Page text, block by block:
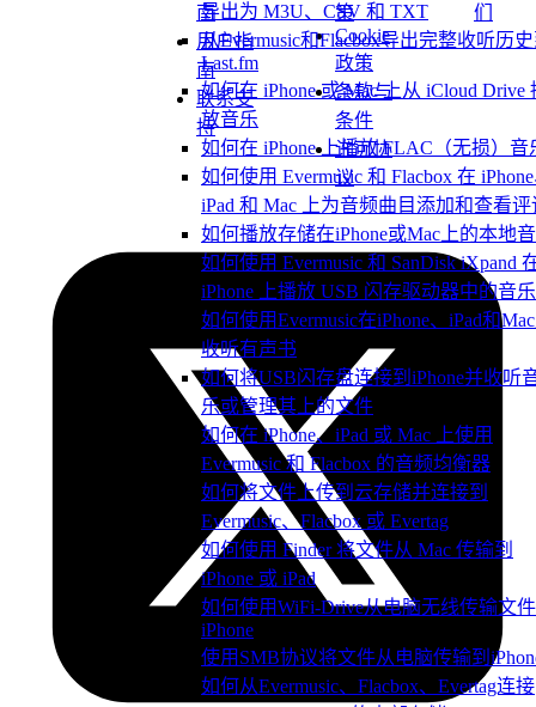
导出为 M3U、CSV 和 TXT
从Evermusic和Flacbox导出完整收听历
Last.fm
如何在 iPhone 或 Mac 上从 iCloud Drive
放音乐
如何在 iPhone 上播放 FLAC（无损）音
如何使用 Evermusic 和 Flacbox 在
iPad 和 Mac 上为音频曲目添加和查看评
如何播放存储在iPhone或Mac上的本地
如何使用 Evermusic 和 SanDisk iXpand
iPhone 上播放 USB 闪存驱动器中的音乐
如何使用Evermusic在iPhone、iPad和
收听有声书
如何将USB闪存盘连接到iPhone并收听
乐或管理其上的文件
如何在 iPhone、iPad 或 Mac 上使用
Evermusic 和 Flacbox 的音频均衡器
如何将文件上传到云存储并连接到
Evermusic、Flacbox 或 Evertag
如何使用 Finder 将文件从 Mac 传输到
iPhone 或 iPad
如何使用WiFi-Drive从电脑无线传输文
iPhone
使用SMB协议将文件从电脑传输到
如何从Evermusic、Flacbox、Evertag连接
南
用户指
南
联系支
持
策
Cookie
政策
条款与
条件
许可协
议
们